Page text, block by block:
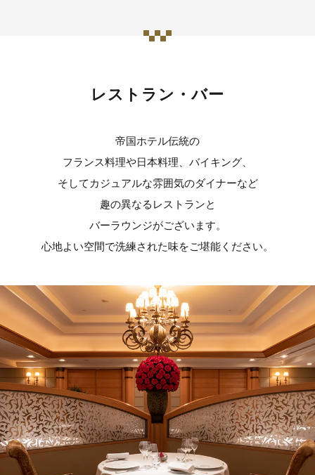
レストラン・バー
帝国ホテル伝統の
フランス料理や日本料理、バイキング、
そしてカジュアルな雰囲気のダイナーなど
趣の異なるレストランと
バーラウンジがございます。
心地よい空間で洗練された味をご堪能ください。